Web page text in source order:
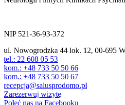
NIP 521-36-93-372
ul. Nowogrodzka 44 lok. 12, 00-695
tel.: 22 608 05 53
kom.: +48 733 50 50 66
kom.: +48 733 50 50 67
recepcja@salusprodomo.pl
Zarezerwuj wizytę
Poleć nas na Facebooku